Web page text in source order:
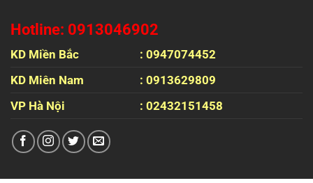
Hotline: 0913046902
KD Miền Bắc
: 0947074452
KD Miên Nam
: 0913629809
VP Hà Nội
: 02432151458